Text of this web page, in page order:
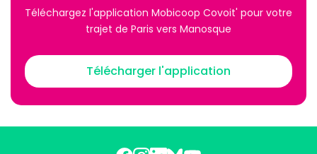
Téléchargez l'application Mobicoop Covoit' pour votre
trajet de Paris vers Manosque
Télécharger l'application